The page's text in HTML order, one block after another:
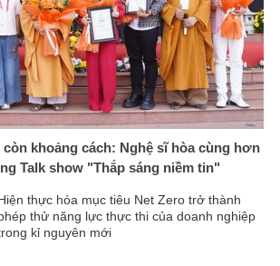
khoảng cách: Nghệ sĩ hòa cùng hơn
Talk show "Thắp sáng niềm tin"
thực hóa mục tiêu Net Zero trở thành
thử năng lực thực thi của doanh nghiệp
kỉ nguyên mới